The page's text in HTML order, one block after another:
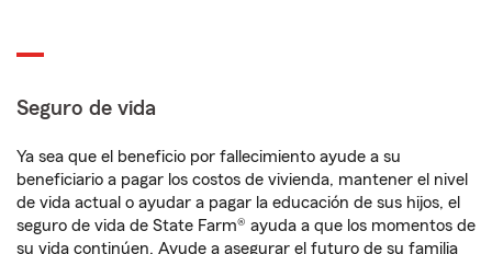
Seguro de vida
Ya sea que el beneficio por fallecimiento ayude a su
beneficiario a pagar los costos de vivienda, mantener el nivel
de vida actual o ayudar a pagar la educación de sus hijos, el
seguro de vida de State Farm® ayuda a que los momentos de
su vida continúen. Ayude a asegurar el futuro de su familia